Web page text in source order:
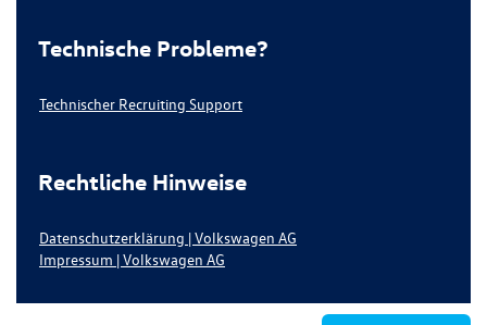
Technische Probleme?
Technischer Recruiting Support
Rechtliche Hinweise
Datenschutzerklärung | Volkswagen AG
Impressum | Volkswagen AG